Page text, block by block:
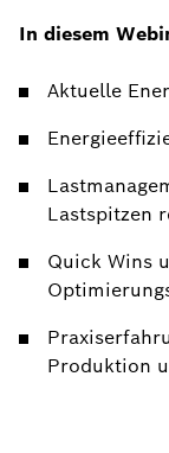
In diesem
Aktuelle
Lastspitzen
Quick Wins
Produktion